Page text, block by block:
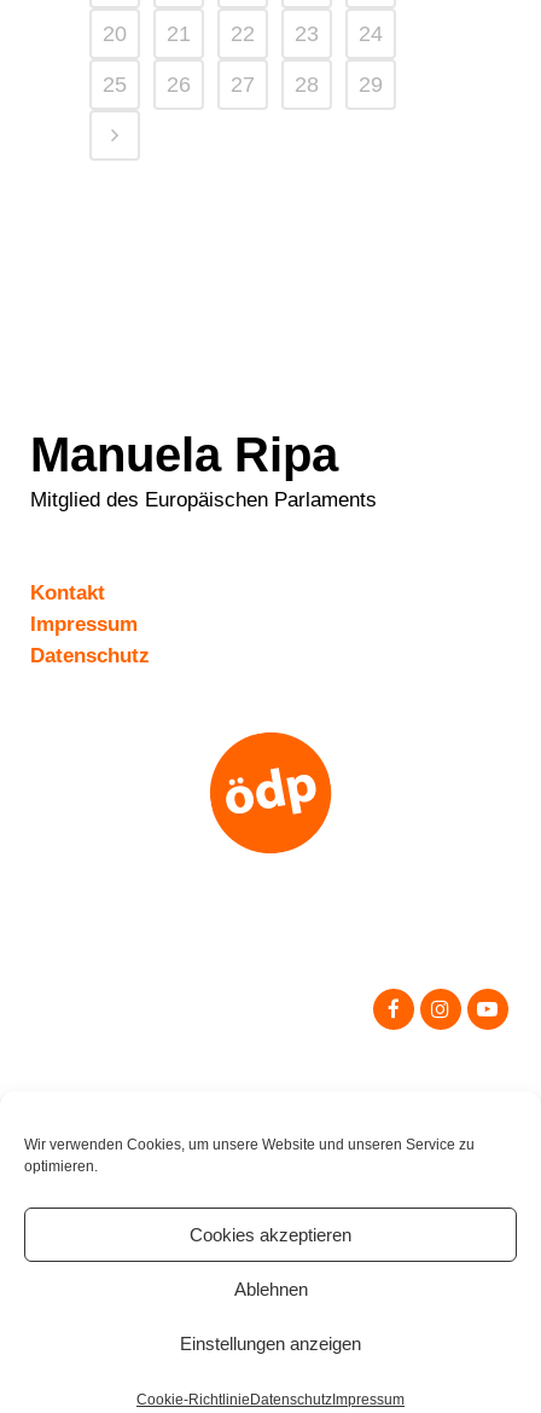
Wir verwenden Cookies, um unsere Website und unseren Service zu
optimieren.
Cookies akzeptieren
Ablehnen
Einstellungen anzeigen
Cookie-Richtlinie Datenschutz Impressum
20 21 22 23 24
25 26 27 28 29
Manuela Ripa
Mitglied des Europäischen Parlaments
Kontakt
Impressum
Datenschutz